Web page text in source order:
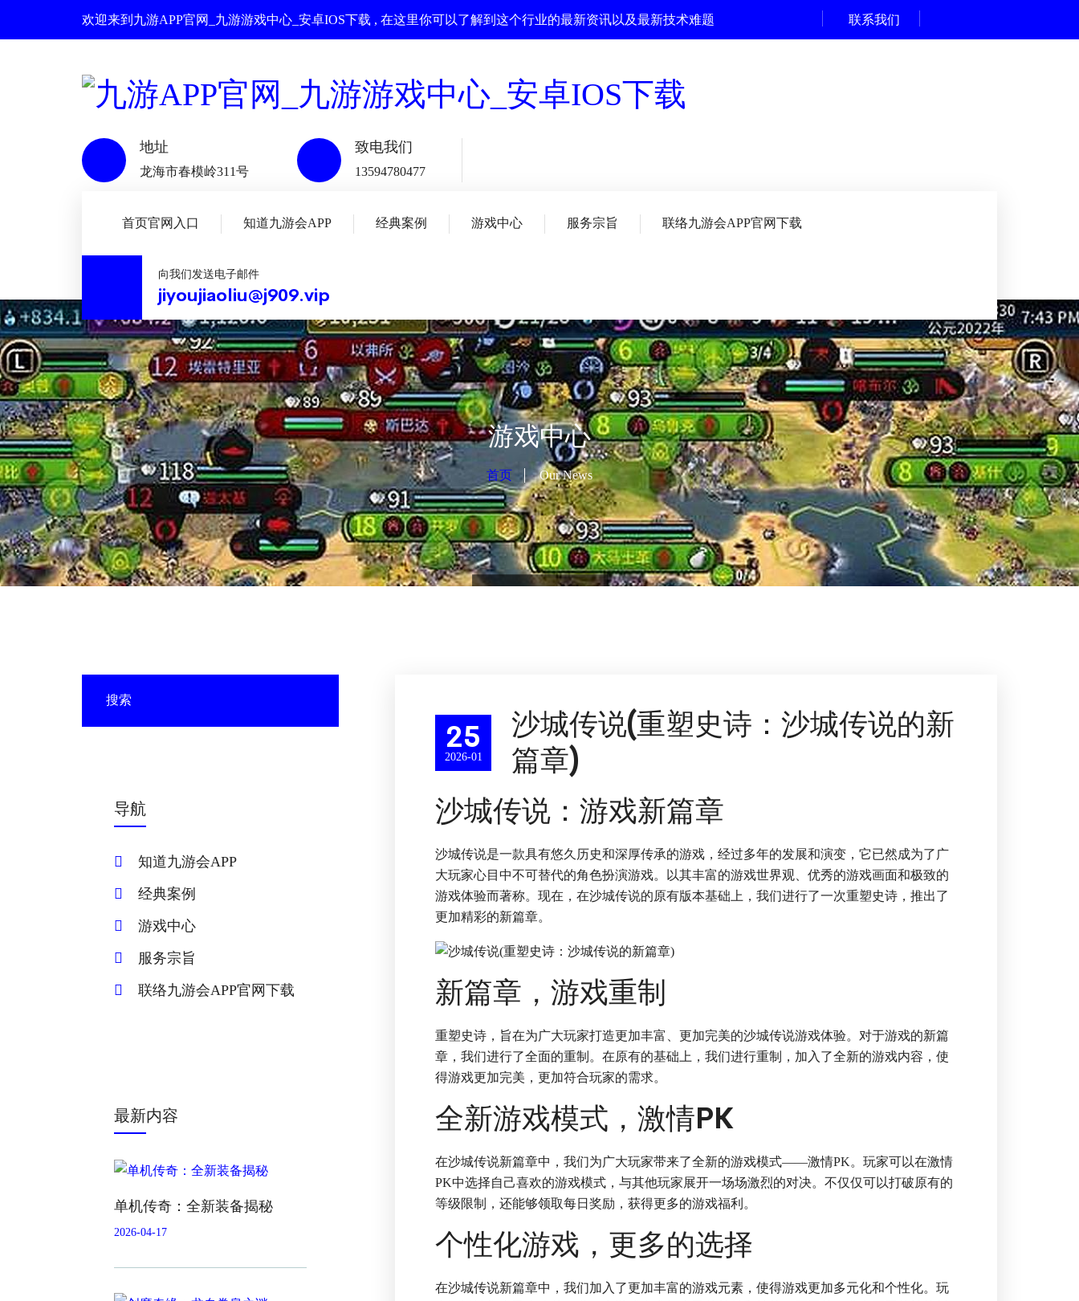
欢迎来到九游APP官网_九游游戏中心_安卓IOS下载 , 在这里你可以了解到这个行业的最新资讯以及最新技术难题 联系我们
地址
龙海市春模岭311号
致电我们
13594780477
首页官网入口 知道九游会APP 经典案例 游戏中心 服务宗旨 联络九游会APP官网下载
向我们发送电子邮件
jiyoujiaoliu@j909.vip
游戏中心
首页 Our News
25
2026-01
沙城传说(重塑史诗：沙城传说的新
篇章)
沙城传说：游戏新篇章
沙城传说是一款具有悠久历史和深厚传承的游戏，经过多年的发展和演变，它已然成为了广
大玩家心目中不可替代的角色扮演游戏。以其丰富的游戏世界观、优秀的游戏画面和极致的
游戏体验而著称。现在，在沙城传说的原有版本基础上，我们进行了一次重塑史诗，推出了
更加精彩的新篇章。
新篇章，游戏重制
重塑史诗，旨在为广大玩家打造更加丰富、更加完美的沙城传说游戏体验。对于游戏的新篇
章，我们进行了全面的重制。在原有的基础上，我们进行重制，加入了全新的游戏内容，使
得游戏更加完美，更加符合玩家的需求。
全新游戏模式，激情PK
在沙城传说新篇章中，我们为广大玩家带来了全新的游戏模式——激情PK。玩家可以在激情
PK中选择自己喜欢的游戏模式，与其他玩家展开一场场激烈的对决。不仅仅可以打破原有的
等级限制，还能够领取每日奖励，获得更多的游戏福利。
个性化游戏，更多的选择
在沙城传说新篇章中，我们加入了更加丰富的游戏元素，使得游戏更加多元化和个性化。玩
导航
知道九游会APP
经典案例
游戏中心
服务宗旨
联络九游会APP官网下载
最新内容
单机传奇：全新装备揭秘
2026-04-17